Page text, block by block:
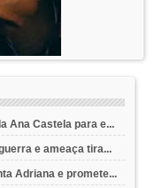
Ana Castela para e...
e ameaça tira...
Adriana e promete...